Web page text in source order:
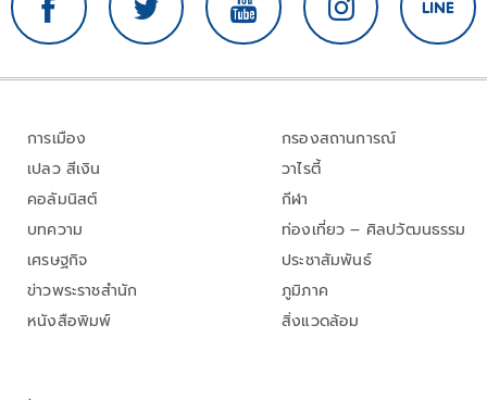
การเมือง
เปลว สีเงิน
คอลัมนิสต์
บทความ
เศรษฐกิจ
ข่าวพระราชสำนัก
หนังสือพิมพ์
กรองสถานการณ์
วาไรตี้
กีฬา
ท่องเที่ยว – ศิลปวัฒนธรรม
ประชาสัมพันธ์
ภูมิภาค
สิ่งแวดล้อม